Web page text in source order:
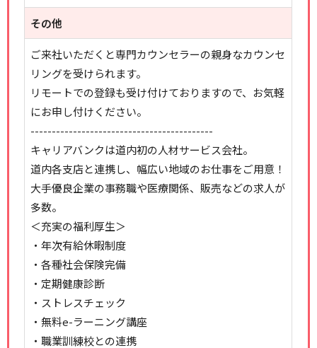
その他
ご来社いただくと専門カウンセラーの親身なカウンセ
リングを受けられます。
リモートでの登録も受け付けておりますので、お気軽
にお申し付けください。
-------------------------------------------
キャリアバンクは道内初の人材サービス会社。
道内各支店と連携し、幅広い地域のお仕事をご用意！
大手優良企業の事務職や医療関係、販売などの求人が
多数。
＜充実の福利厚生＞
・年次有給休暇制度
・各種社会保険完備
・定期健康診断
・ストレスチェック
・無料e-ラーニング講座
・職業訓練校との連携